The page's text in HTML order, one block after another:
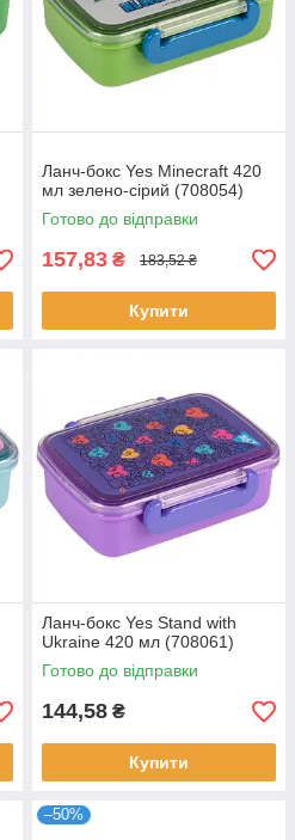
Ланч-бокс Yes Minecraft 420
мл зелено-сірий (708054)
Готово до відправки
157,83 ₴ 183,52 ₴
Купити
Ланч-бокс Yes Stand with
Ukraine 420 мл (708061)
Готово до відправки
144,58 ₴
Купити
–50%